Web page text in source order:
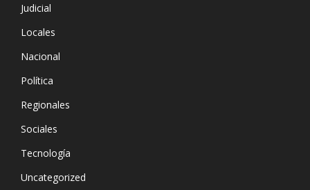
Judicial
Locales
Nacional
Política
Regionales
Sociales
Tecnología
Uncategorized